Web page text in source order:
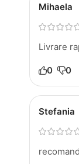
Mihaela
Livrare
0 0
Stefania